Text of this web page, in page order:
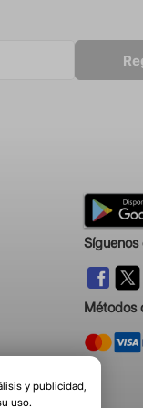
y publicidad,
uso.
Síguenos
Métodos